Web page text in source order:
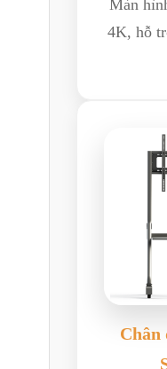
Màn
4K, hỗ
Chân